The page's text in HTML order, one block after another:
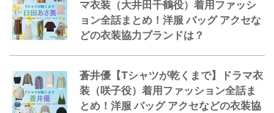
マ衣装（大井田千鶴役）着用ファッシ
ョン全話まとめ！洋服 バッグ アクセな
どの衣装協力ブランドは？
蒼井優【Tシャツが乾くまで】ドラマ衣
装（咲子役）着用ファッション全話ま
とめ！洋服 バッグ アクセなどの衣装協